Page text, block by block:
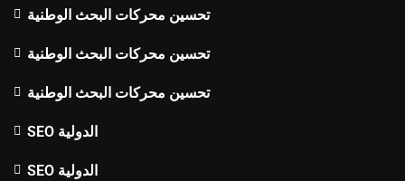
تحسين محركات البحث الوطنية
تحسين محركات البحث الوطنية
تحسين محركات البحث الوطنية
SEO الدولية
SEO الدولية